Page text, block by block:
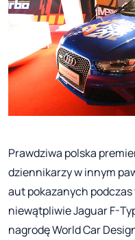
Prawdziwa polska
dziennikarzy w innym
aut pokazanych
niewątpliwie Jaguar F-
nagrodę World Car